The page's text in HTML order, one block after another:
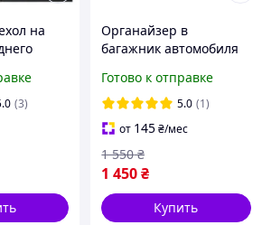
на
(3)
Органайзер в
багажник автомобиля
серой нитью на замку
Готово к отправке
5.0 (1)
от 145₴/мес
1 450₴
1 550 ₴
Купить